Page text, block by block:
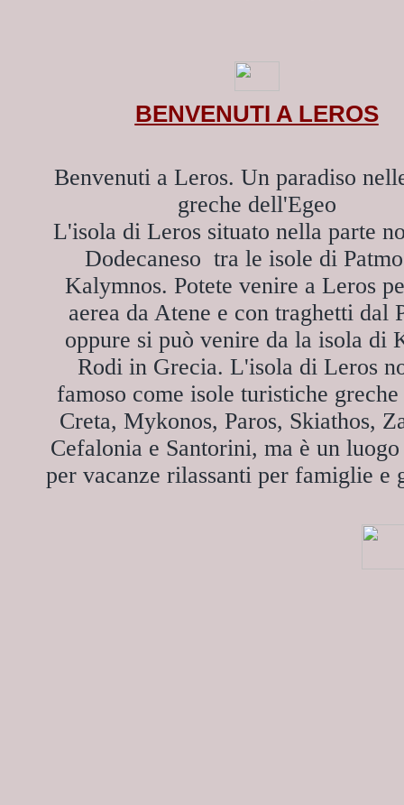
BENVENUTI A LEROS
Benvenuti a Leros. Un paradiso
greche dell'Egeo
L'isola di Leros situato nella parte
Dodecaneso tra le isole di
Kalymnos. Potete venire a Leros
aerea da Atene e con traghetti dal
oppure si può venire da la isola di
Rodi in Grecia. L'isola di Leros
famoso come isole turistiche greche
Creta, Mykonos, Paros, Skiathos,
Cefalonia e Santorini, ma è un
per vacanze rilassanti per famiglie e